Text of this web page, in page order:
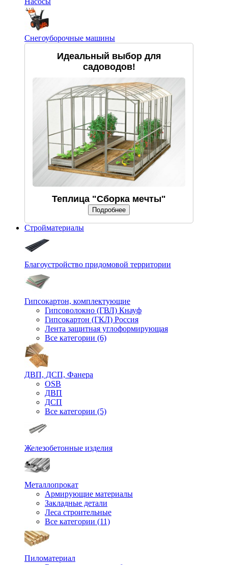
Снегоуборочные машины
Идеальный выбор для
садоводов!
Теплица "Сборка мечты"
Подробнее
Стройматериалы
Благоустройство придомовой территории
Гипсокартон, комплектующие
Гипсоволокно (ГВЛ) Кнауф
Гипсокартон (ГКЛ) Россия
Лента защитная углоформирующая
Все категории (6)
ДВП, ДСП, Фанера
OSB
ДВП
ДСП
Все категории (5)
Железобетонные изделия
Металлопрокат
Армирующие материалы
Закладные детали
Леса строительные
Все категории (11)
Пиломатериал